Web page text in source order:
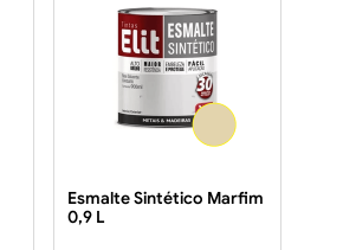
Esmalte Sintético Marfim
0,9 L